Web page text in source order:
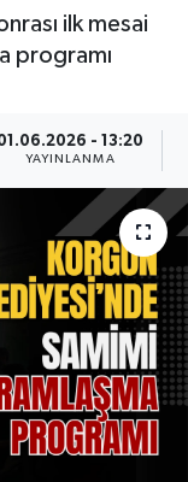
ilk mesai
programı
- 13:20
YAYINLANMA